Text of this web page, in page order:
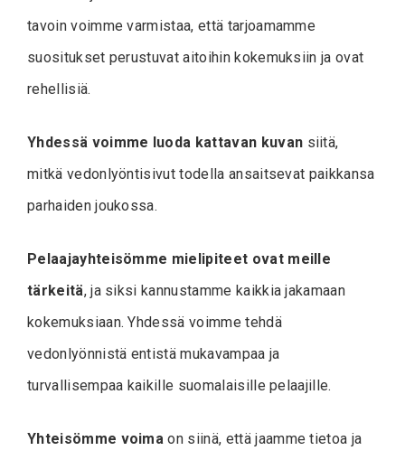
tavoin voimme varmistaa, että tarjoamamme
suositukset perustuvat aitoihin kokemuksiin ja ovat
rehellisiä.
Yhdessä voimme luoda kattavan kuvan siitä,
mitkä vedonlyöntisivut todella ansaitsevat paikkansa
parhaiden joukossa.
Pelaajayhteisömme mielipiteet ovat meille
tärkeitä, ja siksi kannustamme kaikkia jakamaan
kokemuksiaan. Yhdessä voimme tehdä
vedonlyönnistä entistä mukavampaa ja
turvallisempaa kaikille suomalaisille pelaajille.
Yhteisömme voima on siinä, että jaamme tietoa ja